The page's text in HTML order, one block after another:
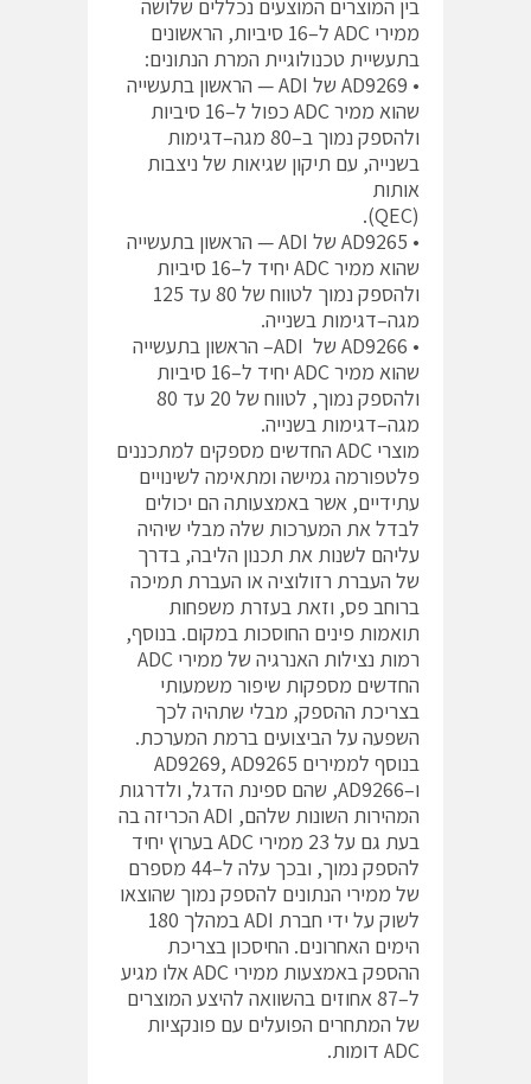
בין המוצרים המוצעים נכללים שלושה
ממירי ADC ל–16 סיביות, הראשונים
בתעשיית טכנולוגיית המרת הנתונים:
• AD9269 של ADI — הראשון בתעשייה
שהוא ממיר ADC כפול ל–16 סיביות
ולהספק נמוך ב–80 מגה–דגימות
בשנייה, עם תיקון שגיאות של ניצבות
אותות
(QEC).
• AD9265 של ADI — הראשון בתעשייה
שהוא ממיר ADC יחיד ל–16 סיביות
ולהספק נמוך לטווח של 80 עד 125
מגה–דגימות בשנייה.
• AD9266 של ADI– הראשון בתעשייה
שהוא ממיר ADC יחיד ל–16 סיביות
ולהספק נמוך, לטווח של 20 עד 80
מגה–דגימות בשנייה.
מוצרי ADC החדשים מספקים למתכננים
פלטפורמה גמישה ומתאימה לשינויים
עתידיים, אשר באמצעותה הם יכולים
לבדל את המערכות שלה מבלי שיהיה
עליהם לשנות את תכנון הליבה, בדרך
של העברת רזולוציה או העברת תמיכה
ברוחב פס, וזאת בעזרת משפחות
תואמות פינים החוסכות במקום. בנוסף,
רמות נצילות האנרגיה של ממירי ADC
החדשים מספקות שיפור משמעותי
בצריכת ההספק, מבלי שתהיה לכך
השפעה על הביצועים ברמת המערכת.
בנוסף לממירים AD9269, AD9265
ו–AD9266, שהם ספינת הדגל, ולדרגות
המהירות השונות שלהם, ADI הכריזה בה
בעת גם על 23 ממירי ADC בערוץ יחיד
להספק נמוך, ובכך עלה ל–44 מספרם
של ממירי הנתונים להספק נמוך שהוצאו
לשוק על ידי חברת ADI במהלך 180
הימים האחרונים. החיסכון בצריכת
ההספק באמצעות ממירי ADC אלו מגיע
ל–87 אחוזים בהשוואה להיצע המוצרים
של המתחרים הפועלים עם פונקציות
ADC דומות.